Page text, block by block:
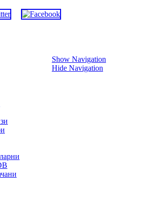
Show Navigation
Hide Navigation